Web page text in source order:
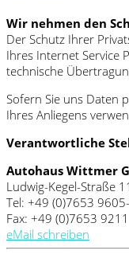
Wir nehmen den
Der Schutz Ihrer
Ihres Internet Service
technische
Sofern Sie uns Daten
Ihres Anliegens
Verantwortliche
Autohaus Wittmer
Ludwig-Kegel-Straße
Tel: +49 (0)7653
Fax: +49 (0)7653 9211
eMail schreiben